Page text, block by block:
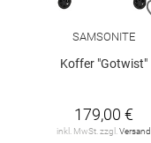
SAMSONITE
Koffer "Gotwist"
179,00 €
inkl. MwSt. zzgl. Versand